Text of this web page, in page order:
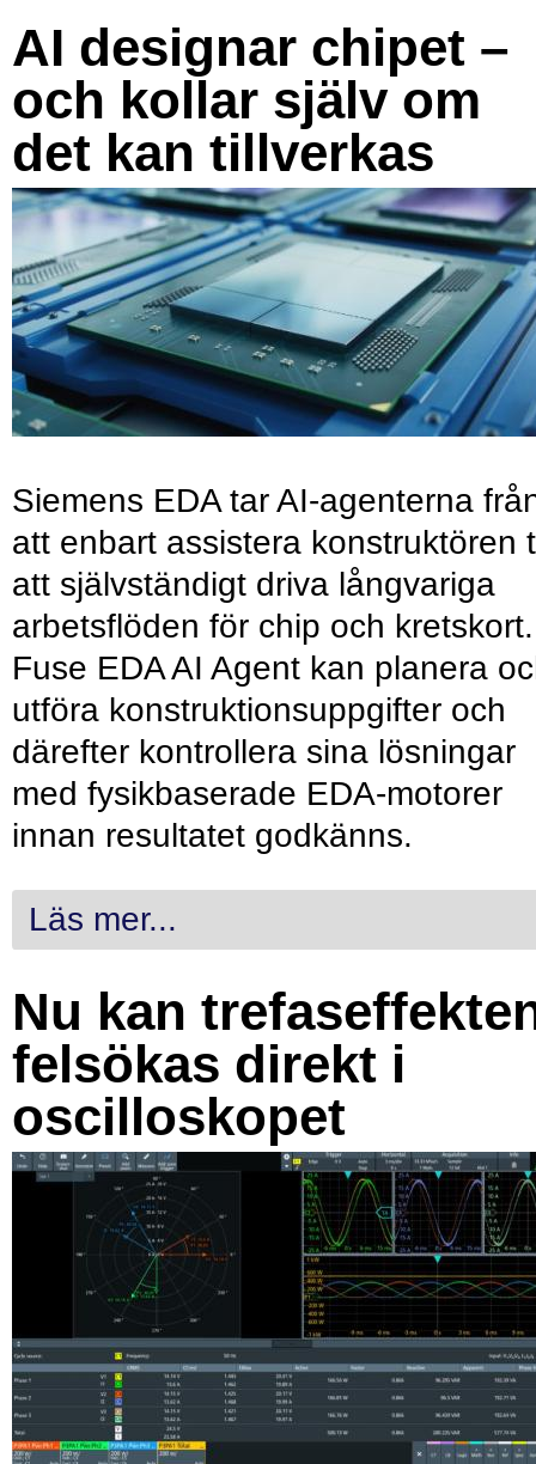
AI designar chipet –
och kollar själv om
det kan tillverkas
Siemens EDA tar AI-agenterna
att enbart assistera konstruktören
att självständigt driva långvariga
arbetsflöden för chip och kretskort.
Fuse EDA AI Agent kan planera
utföra konstruktionsuppgifter och
därefter kontrollera sina lösningar
med fysikbaserade EDA-motorer
innan resultatet godkänns.
Läs mer...
Nu kan
felsökas direkt i
oscilloskopet